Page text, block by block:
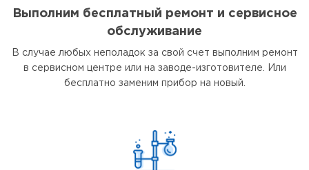
Выполним бесплатный ремонт и сервисное
обслуживание
В случае любых неполадок за свой счет выполним ремонт
в сервисном центре или на заводе-изготовителе. Или
бесплатно заменим прибор на новый.